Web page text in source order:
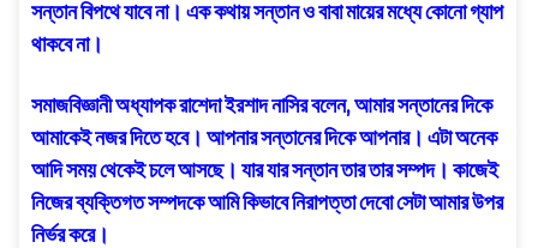
সন্তান বিপথে যাবে না। এক কথায় সন্তান ও বাবা মায়ের মধ্যে কোনো গ্যাপ
থাকবে না।
সমাজবিজ্ঞানী অধ্যাপক রাশেদা ইরশাদ নাসির বলেন, আমার সন্তানের দিকে
আমাকেই নজর দিতে হবে। আপনার সন্তানের দিকে আপনার। এটা অনেক
আদি সময় থেকেই চলে আসছে। যার যার সন্তান তার তার সম্পদ। কাজেই
নিজের ব্যক্তিগত সম্পদকে আমি কিভাবে নিরাপত্তা দেবো সেটা আমার উপর
নির্ভর করে।